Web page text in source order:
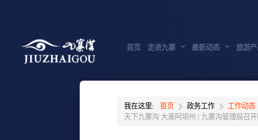
首页 走进九寨 最新动态 旅游
我在这里: 首页 政务工作
工作动态
天下九寨沟 大美阿坝州 | 九寨沟管理局召